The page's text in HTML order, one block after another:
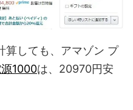
算しても、アマゾン プ
1000は、20970円安